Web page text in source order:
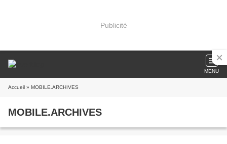
Publicité
MENU
Accueil » MOBILE.ARCHIVES
MOBILE.ARCHIVES